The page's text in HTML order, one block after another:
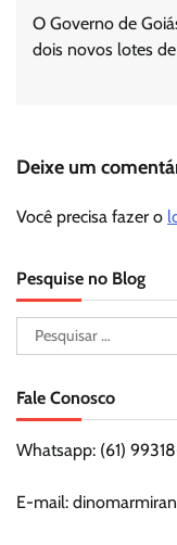
O Governo de
dois novos lotes
Deixe um
Você precisa fazer o
Pesquise no Blog
Pesquisar
por:
Fale Conosco
Whatsapp: (61)
E-mail: